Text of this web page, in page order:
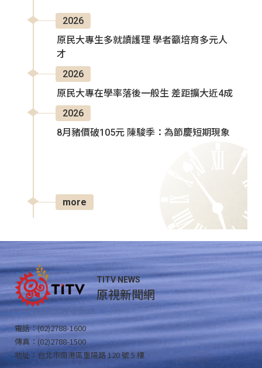
2026
原民大專生多就讀護理 學者籲培育多元人
才
2026
原民大專在學率落後一般生 差距擴大近4成
2026
8月豬價破105元 陳駿季：為節慶短期現象
more
TITV NEWS
原視新聞網
電話：(02)2788-1600
傳真：(02)2788-1500
地址：台北市南港區重陽路 120 號 5 樓